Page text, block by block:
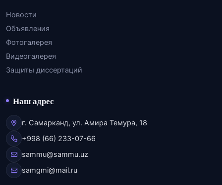
Новости
Объявления
Фотогалерея
Видеогалерея
Защиты диссертаций
Наш адрес
г. Самарканд, ул. Амира Темура, 18
+998 (66) 233-07-66
sammu@sammu.uz
samgmi@mail.ru